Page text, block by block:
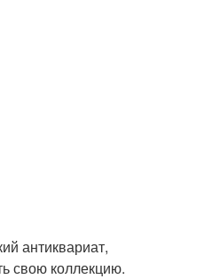
антиквариат,
свою коллекцию.